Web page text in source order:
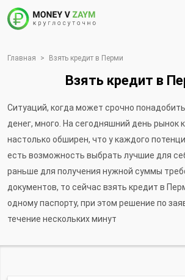
Главная > Взять кредит в Перми
Взять кредит в
Ситуаций, когда может срочно
денег, много. На сегодняшний день рынок
настолько обширен, что у каждого
есть возможность выбрать лучшие для
раньше для получения нужной суммы
документов, то сейчас взять кредит в
одному паспорту, при этом решение по
течение нескольких минут